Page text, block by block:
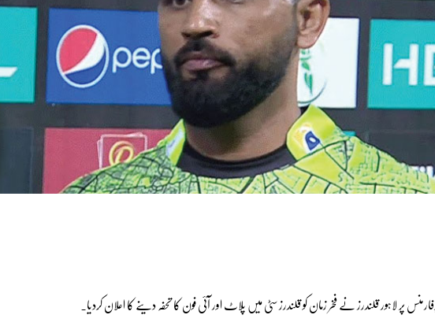
پر لاہور قلندرز نے فخر زمان کو قلندرز سٹی میں پلاٹ اور آئی فون کا تحفہ دینے کا اعلان کردیا۔